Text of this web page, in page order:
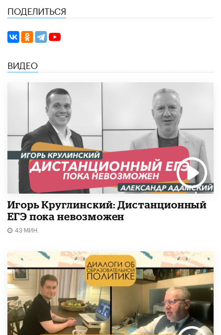
ПОДЕЛИТЬСЯ
ВИДЕО
Игорь Круглинский: Дистанционный
ЕГЭ пока невозможен
43 МИН.